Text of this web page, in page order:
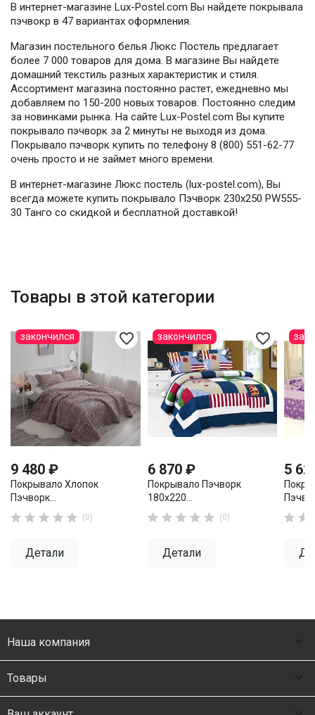
В интернет-магазине Lux-Postel.com Вы найдете покрывала
пэчвокр в 47 вариантах оформления.
Магазин постельного белья Люкс Постель предлагает
более 7 000 товаров для дома. В магазине Вы найдете
домашний текстиль разных характеристик и стиля.
Ассортимент магазина постоянно растет, ежедневно мы
добавляем по 150-200 новых товаров. Постоянно следим
за новинками рынка. На сайте Lux-Postel.com Вы купите
покрывало пэчворк за 2 минуты не выходя из дома.
Покрывало пэчворк купить по телефону 8 (800) 551-62-77
очень просто и не займет много времени.
В интернет-магазине Люкс постель (lux-postel.com), Вы
всегда можете купить покрывало Пэчворк 230х250 PW555-
30 Танго со скидкой и бесплатной доставкой!
Товары в этой категории
favorite_border
9 480 ₽
Покрывало Хлопок
Пэчворк...
     (0)
Детали
закончился favorite_border
6 870 ₽
Покрывало Пэчворк
180х220...
     (0)
Детали
закончился
5
 
Наша компания
Товары